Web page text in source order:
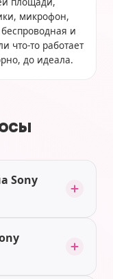
микрофон,
и
что-то работает
до идеала.
Sony